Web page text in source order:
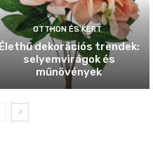
OTTHON ÉS KERT
Élethű dekorációs trendek:
selyemvirágok és
műnövények